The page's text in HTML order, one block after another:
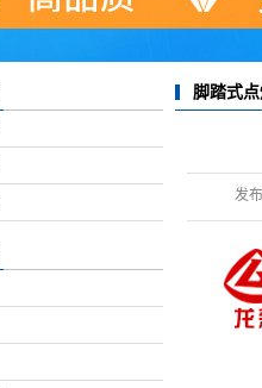
脚踏式
发